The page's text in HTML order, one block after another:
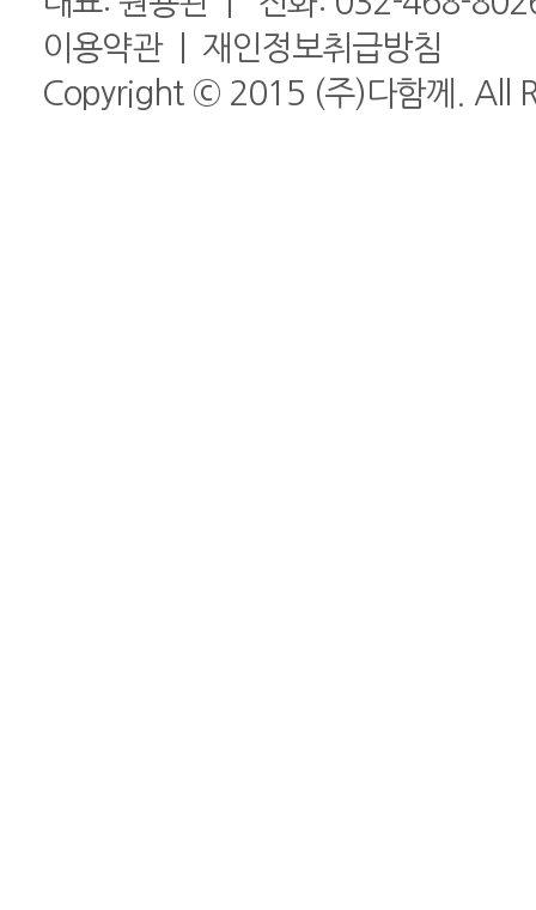
이용약관| 재인정보취급방침
Copyright © 2015 (주)다함께. All